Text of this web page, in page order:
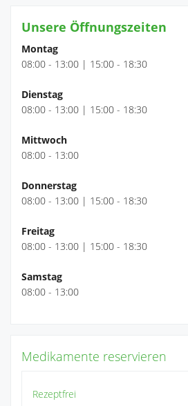
Unsere Öffnungszeiten
Montag
08:00 - 13:00 | 15:00 - 18:30
Dienstag
08:00 - 13:00 | 15:00 - 18:30
Mittwoch
08:00 - 13:00
Donnerstag
08:00 - 13:00 | 15:00 - 18:30
Freitag
08:00 - 13:00 | 15:00 - 18:30
Samstag
08:00 - 13:00
Medikamente reservieren
Rezeptfrei